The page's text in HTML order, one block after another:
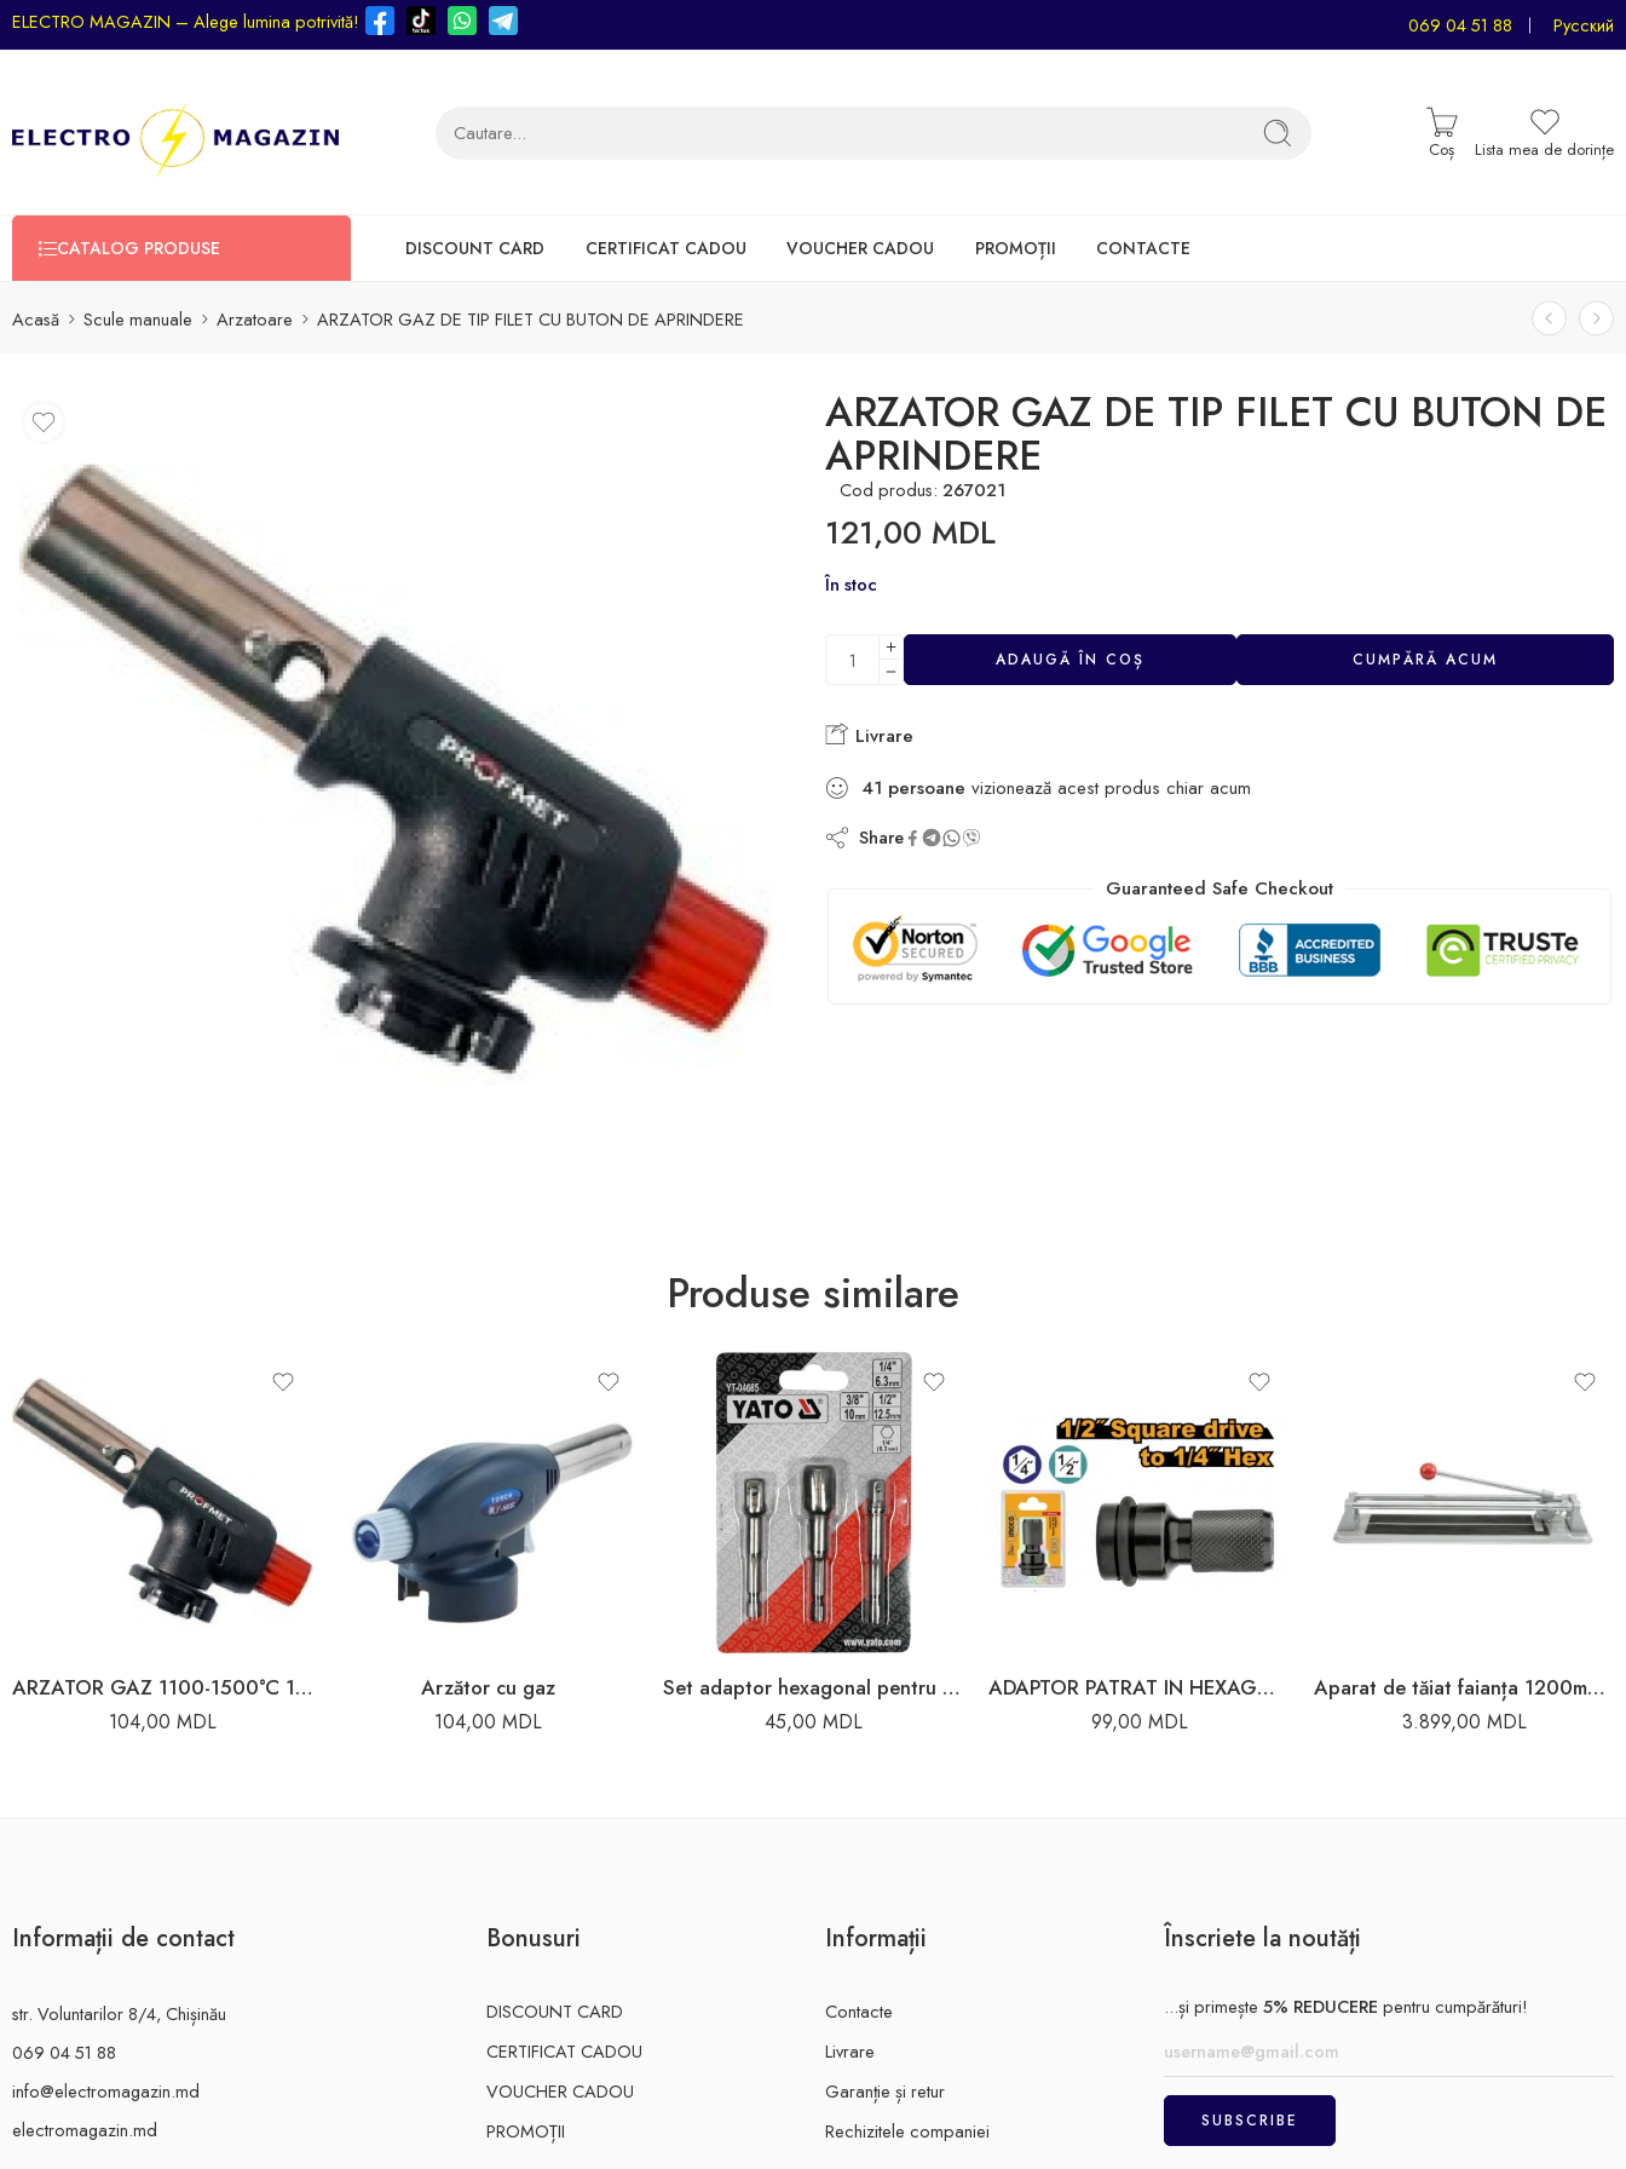
ELECTRO MAGAZIN – Alege lumina potrivită! 069 04 51 88 Русский
Coș Lista mea de dorințe
CATALOG PRODUSE DISCOUNT CARD CERTIFICAT CADOU VOUCHER CADOU PROMOȚII CONTACTE
Acasă Scule manuale Arzatoare ARZATOR GAZ DE TIP FILET CU BUTON DE APRINDERE
ARZATOR GAZ DE TIP FILET CU BUTON DE
APRINDERE
Cod produs: 267021
121,00 MDL
În stoc
ADAUGĂ ÎN COȘ CUMPĂRĂ ACUM
Livrare
41 persoane vizionează acest produs chiar acum
Share
Guaranteed Safe Checkout
Produse similare
ARZATOR GAZ 1100-1500°C 1.3KW (max.)
104,00 MDL
Arzător cu gaz
104,00 MDL
Set adaptor hexagonal pentru chei tubulare 65MM Yato
45,00 MDL
ADAPTOR PATRAT IN HEXAGONAL INGCO
99,00 MDL
Aparat de tăiat faianța 1200mm Vihri
3.899,00 MDL
Informații de contact
str. Voluntarilor 8/4, Chișinău
069 04 51 88
info@electromagazin.md
electromagazin.md
Bonusuri
DISCOUNT CARD
CERTIFICAT CADOU
VOUCHER CADOU
PROMOȚII
Informații
Contacte
Livrare
Garanție și retur
Rechizitele companiei
Înscriete la noutăți
...și primește 5% REDUCERE pentru cumpărături!